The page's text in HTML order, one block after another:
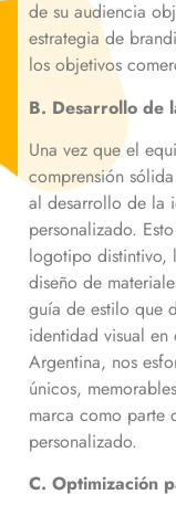
de su audiencia
estrategia de
los objetivos
B. Desarrollo de
Una vez que el
comprensión
al desarrollo de la
personalizado.
logotipo distintivo,
diseño de
guía de estilo que
identidad visual
Argentina, nos
únicos,
marca como parte
personalizado.
C. Optimización